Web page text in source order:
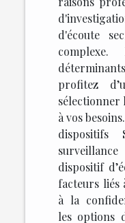
d'écoute
profitez
sélectionner
à vos
dispositif
facteurs liés
à la
les options